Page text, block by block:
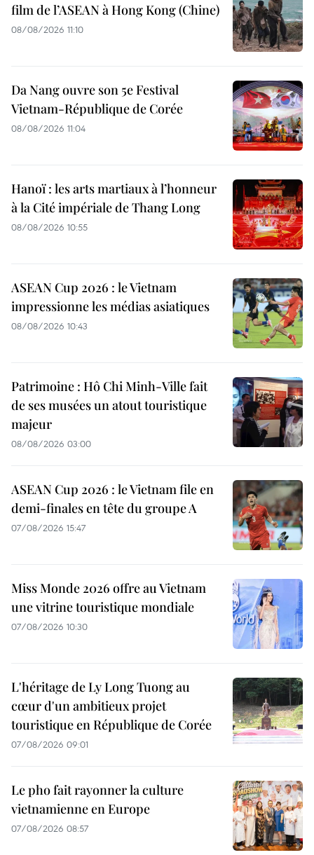
film de l’ASEAN à Hong Kong (Chine)
08/08/2026 11:10
Da Nang ouvre son 5e Festival
Vietnam-République de Corée
08/08/2026 11:04
Hanoï : les arts martiaux à l’honneur
à la Cité impériale de Thang Long
08/08/2026 10:55
ASEAN Cup 2026 : le Vietnam
impressionne les médias asiatiques
08/08/2026 10:43
Patrimoine : Hô Chi Minh-Ville fait
de ses musées un atout touristique
majeur
08/08/2026 03:00
ASEAN Cup 2026 : le Vietnam file en
demi-finales en tête du groupe A
07/08/2026 15:47
Miss Monde 2026 offre au Vietnam
une vitrine touristique mondiale
07/08/2026 10:30
L'héritage de Ly Long Tuong au
cœur d'un ambitieux projet
touristique en République de Corée
07/08/2026 09:01
Le pho fait rayonner la culture
vietnamienne en Europe
07/08/2026 08:57